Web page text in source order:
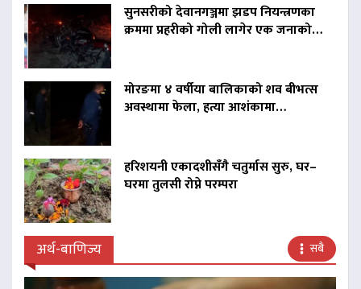
सुनसरीको देवानगञ्जमा झडप नियन्त्रणका
क्रममा प्रहरीको गोली लागेर एक जनाको…
मोरङमा ४ वर्षीया बालिकाको शव बीभत्स
अवस्थामा फेला, हत्या आशंकामा…
हरिशयनी एकादशीसँगै चतुर्मास सुरु, घर–
घरमा तुलसी रोप्ने परम्परा
अर्थ-बाणिज्य सबै